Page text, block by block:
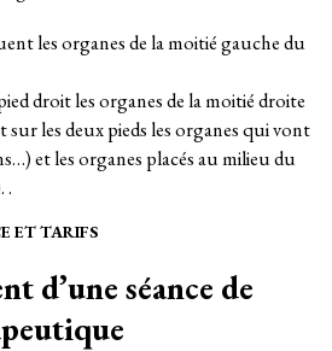
les organes de la moitié gauche du
droit les organes de la moitié droite
sur les deux pieds les organes qui vont
et les organes placés au milieu du
.
ET TARIFS
d’une séance de